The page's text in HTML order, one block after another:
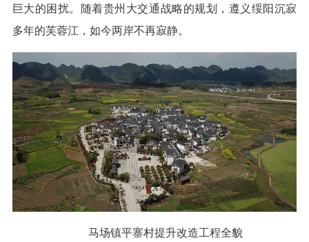
巨大的困扰。随着贵州大交通战略的规划，遵义绥阳沉寂
多年的芙蓉江，如今两岸不再寂静。
马场镇平寨村提升改造工程全貌